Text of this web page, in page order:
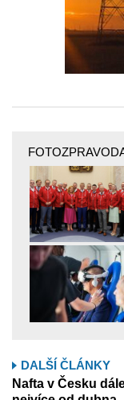
DALŠÍ ČLÁNKY
Nafta v Česku